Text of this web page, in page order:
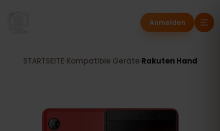
Anmelden
STARTSEITE Kompatible Geräte› Rakuten Hand